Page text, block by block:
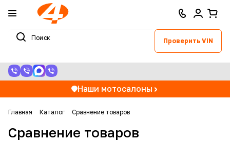
Проверить VIN
Наши мотосалоны
Главная Каталог Сравнение товаров
Сравнение товаров